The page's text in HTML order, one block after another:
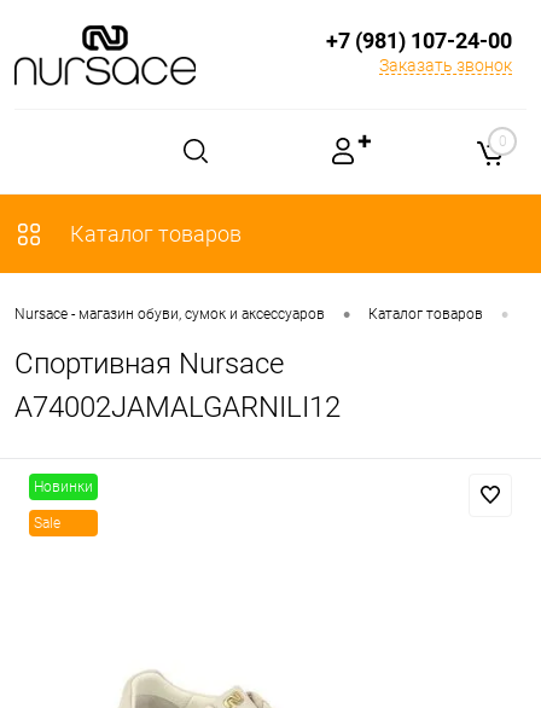
+7 (981) 107-24-00
Заказать звонок
✚ 0
Каталог товаров
Nursace - магазин обуви, сумок и аксессуаров • Каталог товаров •
Спортивная Nursace
A74002JAMALGARNILI12
Новинки
Sale